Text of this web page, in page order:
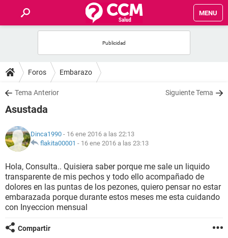
MENU
FOROS
SALUD
NUTRICIÓN
BIENESTAR
SEXUALIDAD
GLOSARIO
Foros Embarazo
Tema Anterior Siguiente Tema
Asustada
Dinca1990 - 16 ene 2016 a las 22:13
flakita00001 - 16 ene 2016 a las 23:13
Hola, Consulta.. Quisiera saber porque me sale un liquido
transparente de mis pechos y todo ello acompañado de
dolores en las puntas de los pezones, quiero pensar no estar
embarazada porque durante estos meses me esta cuidando
con Inyeccion mensual
Compartir